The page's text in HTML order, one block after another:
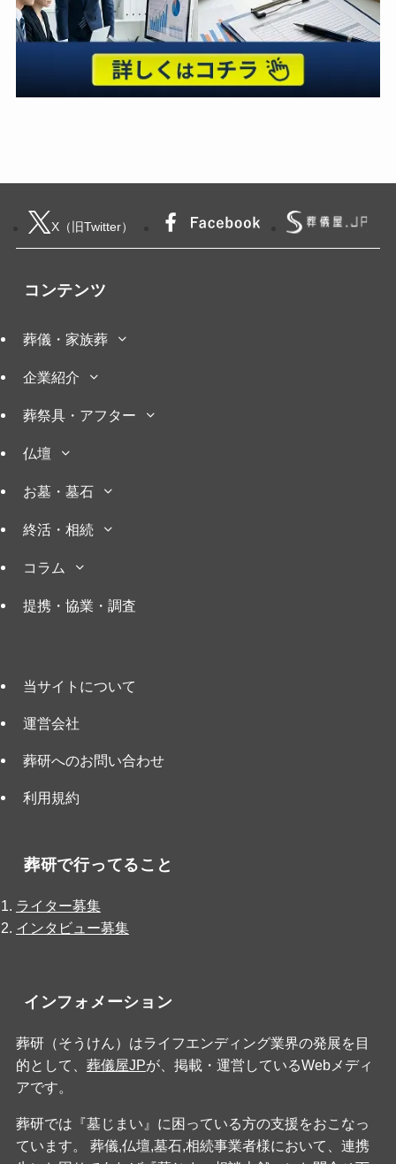
X（旧Twitter）
コンテンツ
葬儀・家族葬
企業紹介
葬祭具・アフター
仏壇
お墓・墓石
終活・相続
コラム
提携・協業・調査
当サイトについて
運営会社
葬研へのお問い合わせ
利用規約
葬研で行ってること
ライター募集
インタビュー募集
インフォメーション
葬研（そうけん）はライフエンディング業界の発展を目
的として、 葬儀屋JPが、掲載・運営しているWebメディ
アです。
葬研では『墓じまい』に困っている方の支援をおこなっ
ています。 葬儀,仏壇,墓石,相続事業者様において、連携